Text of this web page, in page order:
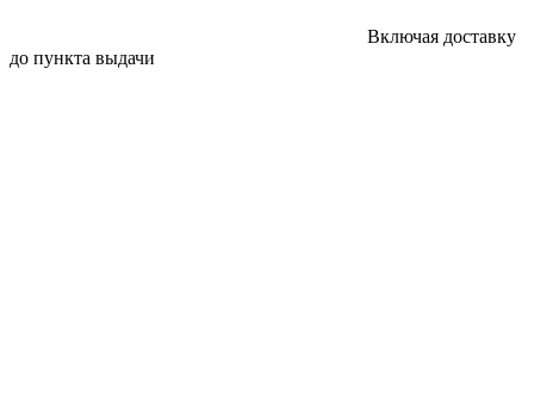
Включая доставку
до пункта выдачи